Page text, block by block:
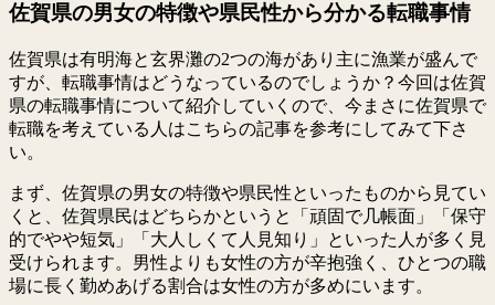
佐賀県の男女の特徴や県民性から分かる転職事情
佐賀県は有明海と玄界灘の2つの海があり主に漁業が盛んで
すが、転職事情はどうなっているのでしょうか？今回は佐賀
県の転職事情について紹介していくので、今まさに佐賀県で
転職を考えている人はこちらの記事を参考にしてみて下さ
い。
まず、佐賀県の男女の特徴や県民性といったものから見てい
くと、佐賀県民はどちらかというと「頑固で几帳面」「保守
的でやや短気」「大人しくて人見知り」といった人が多く見
受けられます。男性よりも女性の方が辛抱強く、ひとつの職
場に長く勤めあげる割合は女性の方が多めにいます。